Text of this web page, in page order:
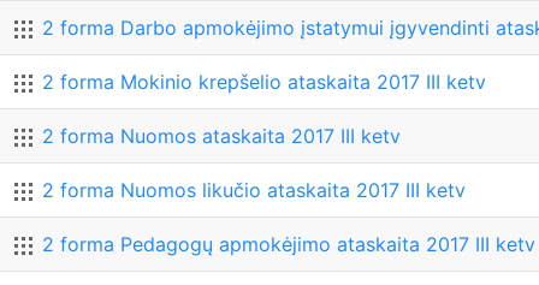
2 forma Darbo apmokėjimo įstatymui įgyvendinti
2 forma Mokinio krepšelio ataskaita 2017 III ketv
2 forma Nuomos ataskaita 2017 III ketv
2 forma Nuomos likučio ataskaita 2017 III ketv
2 forma Pedagogų apmokėjimo ataskaita 2017 III ketv